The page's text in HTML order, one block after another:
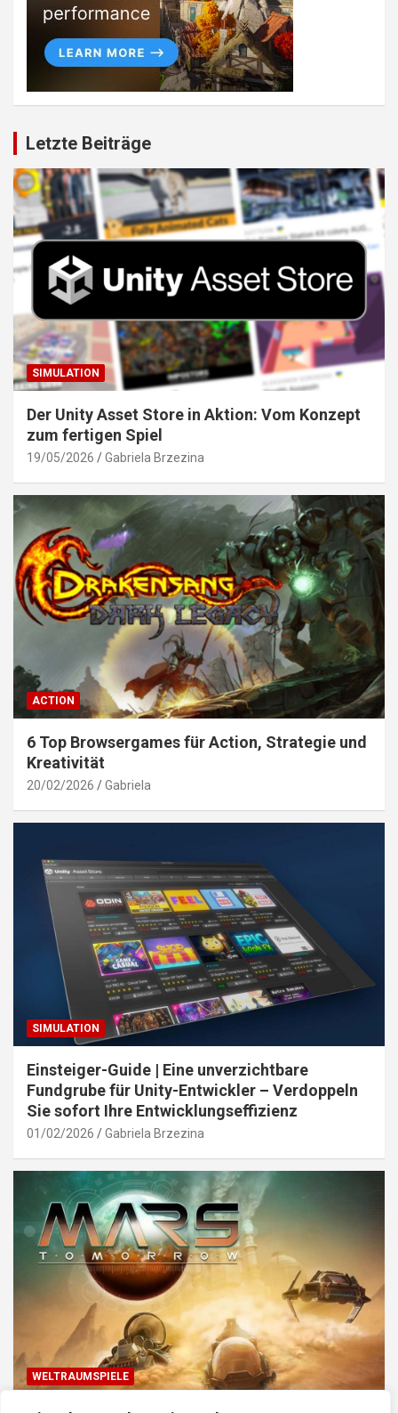
Letzte Beiträge
SIMULATION
Der Unity Asset Store in Aktion: Vom Konzept
zum fertigen Spiel
19/05/2026 Gabriela Brzezina
ACTION
6 Top Browsergames für Action, Strategie und
Kreativität
20/02/2026 Gabriela
SIMULATION
Einsteiger-Guide | Eine unverzichtbare
Fundgrube für Unity-Entwickler – Verdoppeln
Sie sofort Ihre Entwicklungseffizienz
01/02/2026 Gabriela Brzezina
WELTRAUMSPIELE